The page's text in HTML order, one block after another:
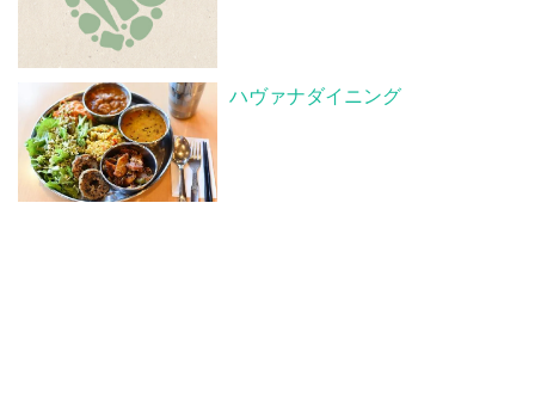
ハヴァナダイニング